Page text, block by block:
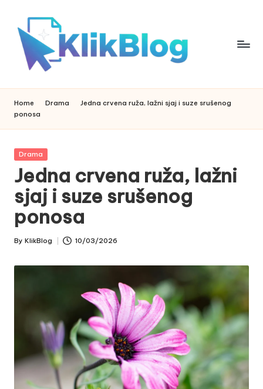
content
k
li
k
b
l
o
g
Home Drama
Jedna crvena ruža, lažni sjaj i suze srušenog
ponosa
Posted
Drama
Jedna crvena ruža, lažni
sjaj i suze srušenog
ponosa
Posted
By KlikBlog 10/03/2026